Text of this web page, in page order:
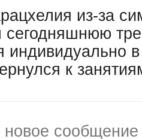
из-за
сегодняшнюю
индивидуально
к
новое